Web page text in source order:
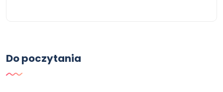
Do poczytania